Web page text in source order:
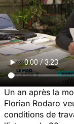
Un an après la
Florian Rodaro
conditions de